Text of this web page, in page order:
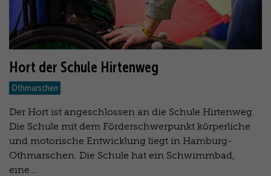
Hort der Schule Hirtenweg
Othmarschen
Der Hort ist angeschlossen an die Schule Hirtenweg.
Die Schule mit dem Förderschwerpunkt körperliche
und motorische Entwicklung liegt in Hamburg-
Othmarschen. Die Schule hat ein Schwimmbad,
eine…